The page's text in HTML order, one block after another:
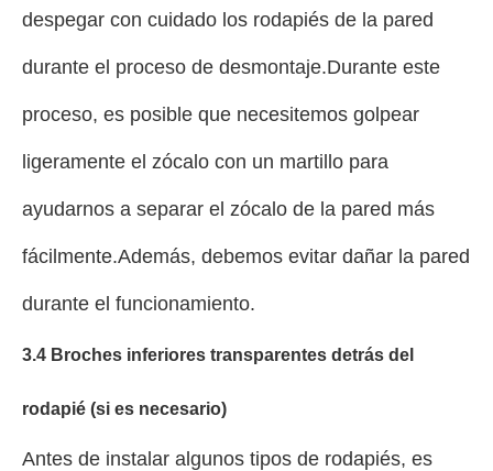
despegar con cuidado los rodapiés de la pared
durante el proceso de desmontaje.Durante este
proceso, es posible que necesitemos golpear
ligeramente el zócalo con un martillo para
ayudarnos a separar el zócalo de la pared más
fácilmente.Además, debemos evitar dañar la pared
durante el funcionamiento.
3.4 Broches inferiores transparentes detrás del
rodapié (si es necesario)
Antes de instalar algunos tipos de rodapiés, es